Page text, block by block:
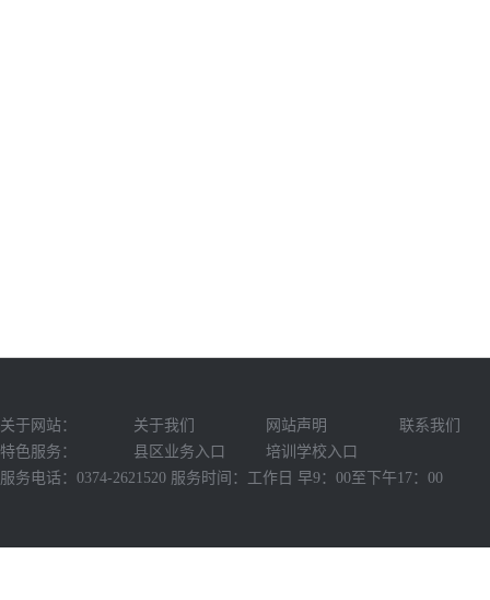
关于网站： 关于我们 网站声明
联系我们
特色服务：
县区业务入口
培训学校入口
服务电话：0374-2621520 服务时间：工作日 早9：00至下午17：00